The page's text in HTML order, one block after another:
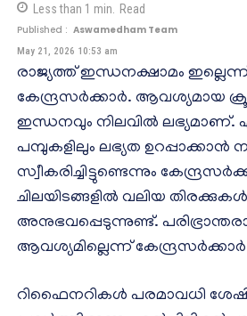
Less than 1 min. Read
Published : Aswamedham Team
May 21, 2026 10:53 am
രാജ്യത്ത് ഇന്ധനക്ഷാമം
കേന്ദ്രസർക്കാർ. ആവശ്യമായ
ഇന്ധനവും നിലവിൽ ലഭ്യമാണ്.
പമ്പുകളിലും ലഭ്യത ഉറപ്പാക്കാൻ
സ്വീകരിച്ചിട്ടുണ്ടെന്നും
ചിലയിടങ്ങളിൽ വലിയ തിരക്കുകൾ
അനുഭവപ്പെടുന്നുണ്ട്.
ആവശ്യമില്ലെന്ന്
റിഫൈനറികൾ പരമാവധി